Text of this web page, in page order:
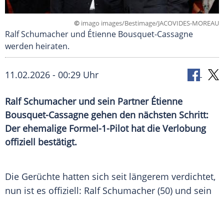
© imago images/Bestimage/JACOVIDES-MOREAU
Ralf Schumacher und Étienne Bousquet-Cassagne
werden heiraten.
11.02.2026 - 00:29 Uhr
Ralf Schumacher und sein Partner Étienne
Bousquet-Cassagne gehen den nächsten Schritt:
Der ehemalige Formel-1-Pilot hat die Verlobung
offiziell bestätigt.
Die Gerüchte hatten sich seit längerem verdichtet,
nun ist es offiziell: Ralf Schumacher (50) und sein